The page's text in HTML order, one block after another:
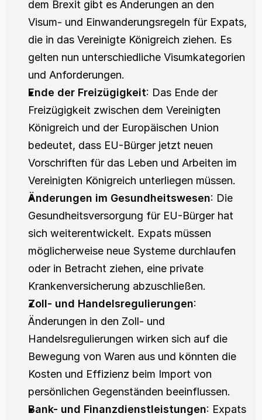
dem Brexit gibt es Änderungen an den
Visum- und Einwanderungsregeln für Expats,
die in das Vereinigte Königreich ziehen. Es
gelten nun unterschiedliche Visumkategorien
und Anforderungen.
Ende der Freizügigkeit: Das Ende der
Freizügigkeit zwischen dem Vereinigten
Königreich und der Europäischen Union
bedeutet, dass EU-Bürger jetzt neuen
Vorschriften für das Leben und Arbeiten im
Vereinigten Königreich unterliegen müssen.
Änderungen im Gesundheitswesen: Die
Gesundheitsversorgung für EU-Bürger hat
sich weiterentwickelt. Expats müssen
möglicherweise neue Systeme durchlaufen
oder in Betracht ziehen, eine private
Krankenversicherung abzuschließen.
Zoll- und Handelsregulierungen:
Änderungen in den Zoll- und
Handelsregulierungen wirken sich auf die
Bewegung von Waren aus und könnten die
Kosten und Effizienz beim Import von
persönlichen Gegenständen beeinflussen.
Bank- und Finanzdienstleistungen: Expats